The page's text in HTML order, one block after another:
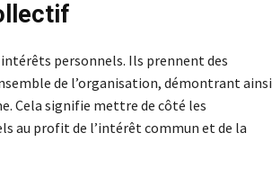
personnels. Ils prennent des
de l’organisation, démontrant ainsi
Cela signifie mettre de côté les
au profit de l’intérêt commun et de la